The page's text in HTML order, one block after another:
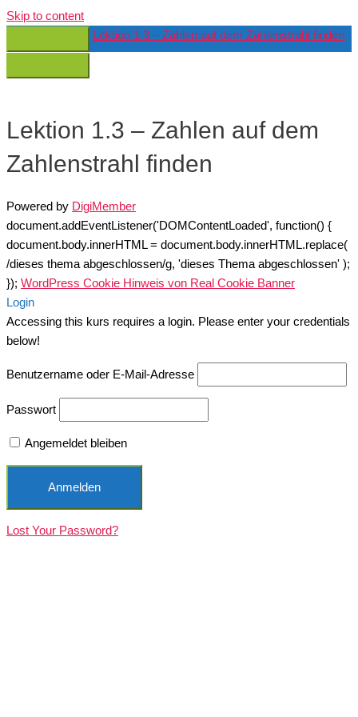
Skip to content
Lektion 1.3 – Zahlen auf dem Zahlenstrahl finden
Lektion 1.3 – Zahlen auf dem
Zahlenstrahl finden
Powered by DigiMember
document.addEventListener('DOMContentLoaded', function() {
document.body.innerHTML = document.body.innerHTML.replace(
/dieses thema abgeschlossen/g, 'dieses Thema abgeschlossen' );
}); WordPress Cookie Hinweis von Real Cookie Banner
Login
Accessing this kurs requires a login. Please enter your credentials
below!
Benutzername oder E-Mail-Adresse
Passwort
Angemeldet bleiben
Lost Your Password?